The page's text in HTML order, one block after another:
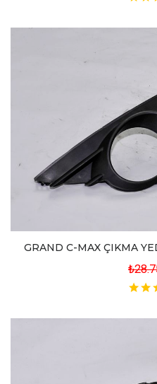
GRAND C-MAX ÇIKMA